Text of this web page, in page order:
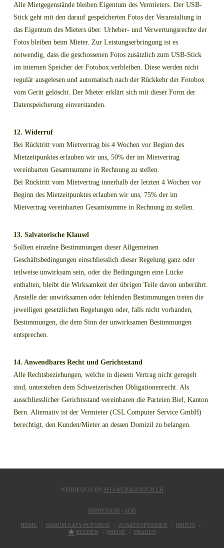
Alle Mietgegenstände bleiben Eigentum des Vermieters. Der USB-
Stick geht mit den darauf gespeicherten Fotos der Veranstaltung in
das Eigentum des Mieters über. Urheber- und Verwertungsrechte der
Fotos bleiben beim Mieter. Zur Leistungserbringung ist es
notwendig, dass die geschossenen Fotos zusätzlich zum USB-Stick
im internen Speicher der Fotobox verbleiben. Diese werden nicht
regulär ausgelesen und automatisch nach der Rückkehr der Fotobox
vom Gerät gelöscht. Der Mieter erklärt sich mit dieser Form der
Datenspeicherung einverstanden.
12. Widerruf
Bei Rücktritt vom Mietvertrag bis 4 Wochen vor Beginn des
Mietzeitpunktes erlauben wir uns, 50% der im Mietvertrag
vereinbarten Gesamtsumme in Rechnung zu stellen.
Bei Rücktritt vom Mietvertrag innerhalb der letzten 4 Wochen vor
Beginn des Mietzeitpunktes erlauben wir uns, 75% der im
Mietvertrag vereinbarten Gesamtsumme in Rechnung zu stellen.
13. Salvatorische Klausel
Sollten einzelne Bestimmungen dieser Allgemeinen
Geschäftsbedingungen einschliesslich dieser Regelung ganz oder
teilweise unwirksam sein, oder die Bedingungen eine Lücke
enthalten, bleibt die Wirksamkeit der übrigen Teile davon unberührt.
Anstelle der unwirksamen oder fehlenden Bestimmungen treten die
jeweiligen gesetzlichen Regelungen oder, falls nicht vorhanden,
Bestimmungen, die dem Sinn der unwirksamen Bestimmungen
entsprechen.
14. Anwendbares Recht und Gerichtsstand
Alle Rechtsbeziehungen, welche in diesem Vertrag nicht geregelt
sind, unterstehen dem Schweizerischen Obligationenrecht. Als
ausschliesslicher Gerichtsstand vereinbaren die Parteien Biel, Kanton
Bern. Alternativ ist der Vermieter (CSL Computer Service GmbH)
berechtigt, den Kunden/Mieter an dessen Domizil zu belangen.
WEBDESIGN BY SEO-WEBAGENTUR.CH
IMPRESSUM / AGB
HOME WARUM EASY-FOTOBOX ZUSATZOPTIONEN
PRINTS
BUCHEN
PREISE FRAGEN